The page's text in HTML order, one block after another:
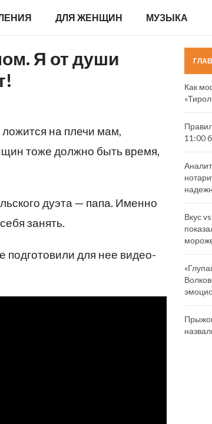
ДЛЯ ЖЕНЩИН МУЗЫКА
Я от души
ложится на плечи мам,
тоже должно быть время,
дуэта — папа. Именно
занять.
подготовили для нее видео-
Как
11:00
Вкус